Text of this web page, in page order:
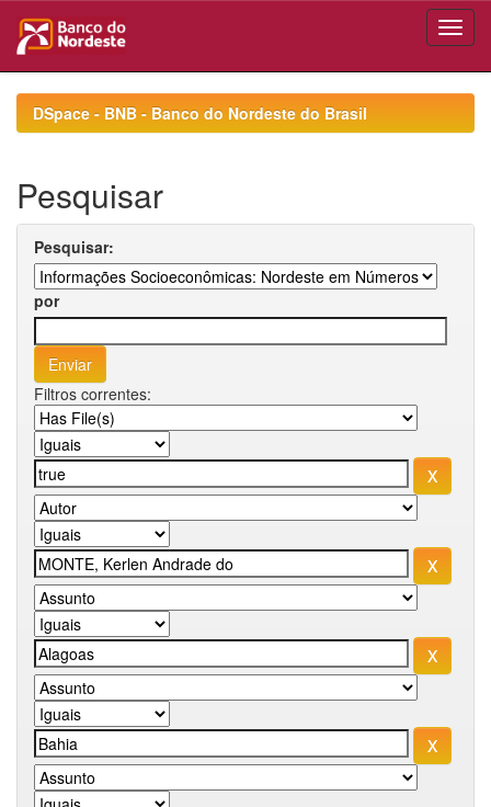
navigationDSpace - BNB - Banco do Nordeste do Brasil
Pesquisar
Pesquisar:
por
Filtros correntes: